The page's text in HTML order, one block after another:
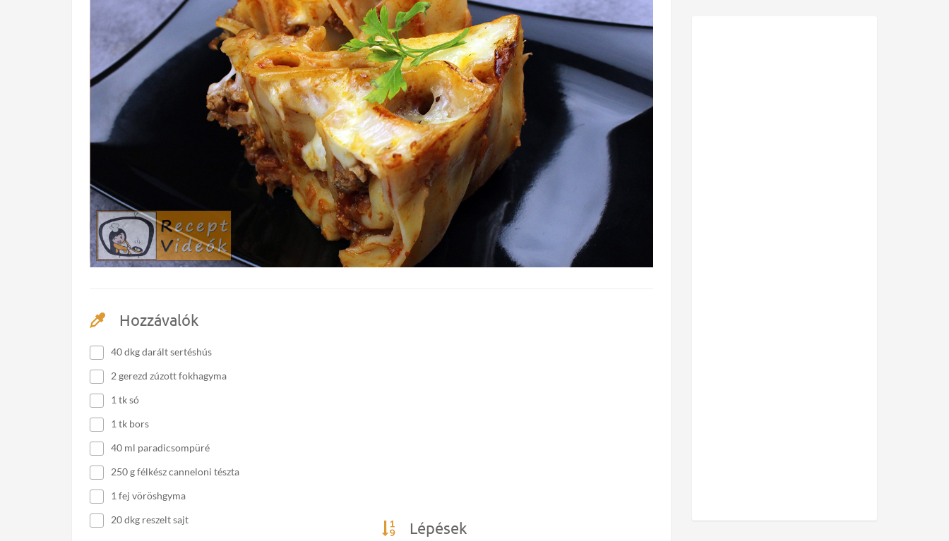
Hozzávalók
40 dkg darált sertéshús
2 gerezd zúzott fokhagyma
1 tk só
1 tk bors
40 ml paradicsompüré
250 g félkész canneloni tészta
1 fej vöröshgyma
20 dkg reszelt sajt
Lépések